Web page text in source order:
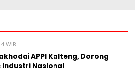
WIB
APPI Kalteng, Dorong
Industri Nasional